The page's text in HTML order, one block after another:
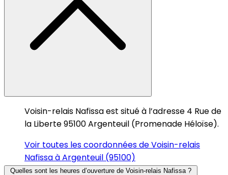
Voisin-relais Nafissa est situé à l’adresse 4 Rue de
la Liberte 95100 Argenteuil (Promenade Héloïse).
Voir toutes les coordonnées de Voisin-relais
Nafissa à Argenteuil (95100)
Quelles sont les heures d’ouverture de Voisin-relais Nafissa ?